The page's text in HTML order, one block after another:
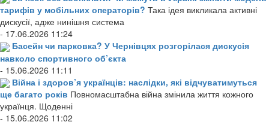
тарифів у мобільних операторів? Така ідея викликала активні
дискусії, адже нинішня система
- 17.06.2026 11:24
Басейн чи парковка? У Чернівцях розгорілася дискусія
навколо спортивного об’єкта
- 15.06.2026 11:11
Війна і здоров’я українців: наслідки, які відчуватимуться
ще багато років Повномасштабна війна змінила життя кожного
українця. Щоденні
- 15.06.2026 11:02